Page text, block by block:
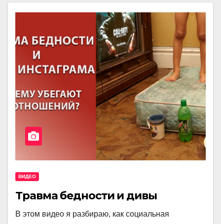
ВИДЕО
Травма бедности и дивы
В этом видео я разбираю, как социальная